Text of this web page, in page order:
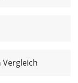
Vergleich